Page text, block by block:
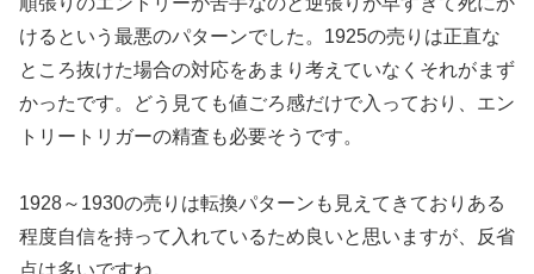
けるという最悪のパターンでした。1925の売りは正直な
ところ抜けた場合の対応をあまり考えていなくそれがまず
かったです。どう見ても値ごろ感だけで入っており、エン
トリートリガーの精査も必要そうです。
1928～1930の売りは転換パターンも見えてきておりある
程度自信を持って入れているため良いと思いますが、反省